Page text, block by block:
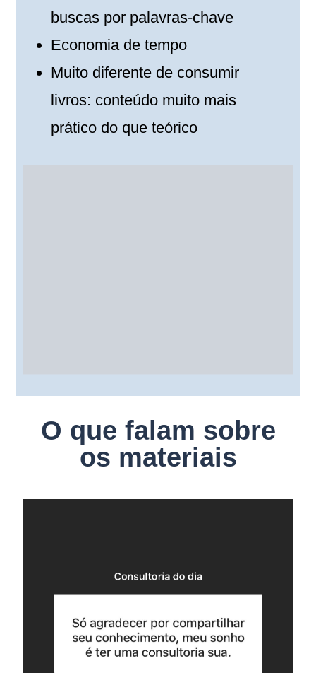
buscas por palavras-chave
Economia de tempo
Muito diferente de consumir
livros: conteúdo muito mais
prático do que teórico
O que falam sobre
os materiais